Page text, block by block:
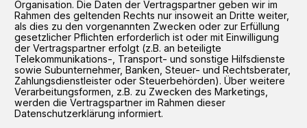
Organisation. Die Daten der Vertragspartner geben wir im
Rahmen des geltenden Rechts nur insoweit an Dritte weiter,
als dies zu den vorgenannten Zwecken oder zur Erfüllung
gesetzlicher Pflichten erforderlich ist oder mit Einwilligung
der Vertragspartner erfolgt (z.B. an beteiligte
Telekommunikations-, Transport- und sonstige Hilfsdienste
sowie Subunternehmer, Banken, Steuer- und Rechtsberater,
Zahlungsdienstleister oder Steuerbehörden). Über weitere
Verarbeitungsformen, z.B. zu Zwecken des Marketings,
werden die Vertragspartner im Rahmen dieser
Datenschutzerklärung informiert.